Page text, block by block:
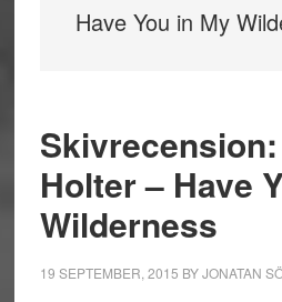
Have You in My
Holter – Have
Wilderness
19 SEPTEMBER, 2015 BYJONATAN